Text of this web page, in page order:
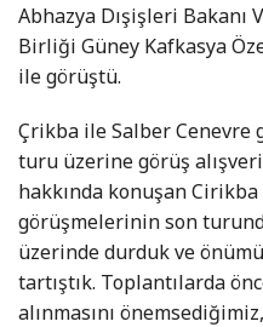
Abhazya Dışişleri Bakanı
Birliği Güney Kafkasya
ile görüştü.
Çrikba ile Salber
turu üzerine görüş
hakkında konuşan Cirikba
görüşmelerinin son
üzerinde durduk ve
tartıştık. Toplantılarda
alınmasını